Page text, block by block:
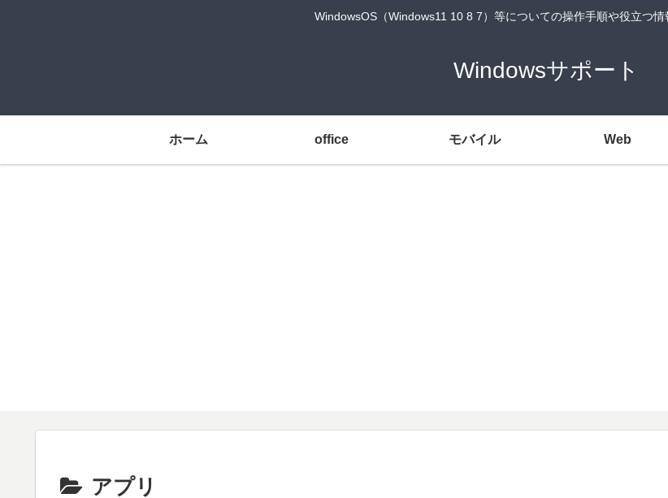
WindowsOS（Windows11 10 8 7）等についての操作手順や役立つ情
Windowsサポート
ホーム office モバイル Web
アプリ